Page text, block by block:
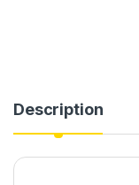
Description